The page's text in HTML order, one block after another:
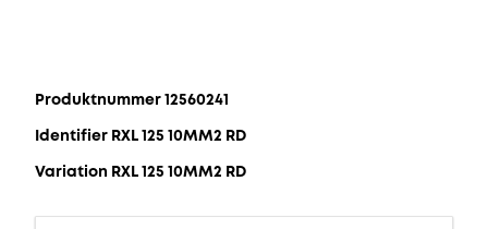
Produktnummer 12560241
Identifier RXL 125 10MM2 RD
Variation RXL 125 10MM2 RD